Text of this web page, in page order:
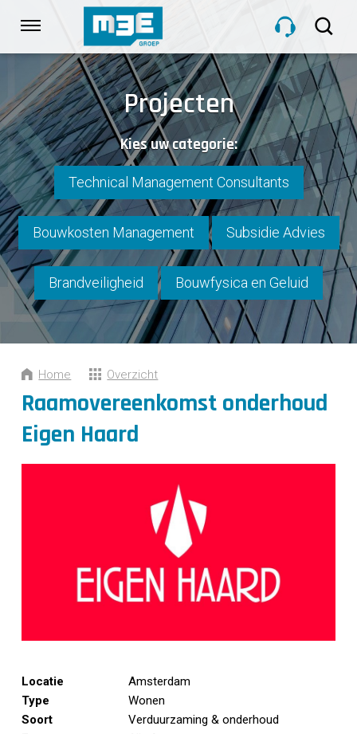
links
Spring
naar
de
inhoud
Spring
naar
navigatie
HOME
DIENSTEN
PROJECTEN
OVER M3E
NIEUWS
CONTACT
Projecten
Kies uw categorie:
Technical Management Consultants
Bouwkosten Management Subsidie Advies
Brandveiligheid Bouwfysica en Geluid
Home Overzicht
Raamovereenkomst onderhoud
Eigen Haard
Locatie
Amsterdam
Type
Wonen
Soort
Verduurzaming & onderhoud